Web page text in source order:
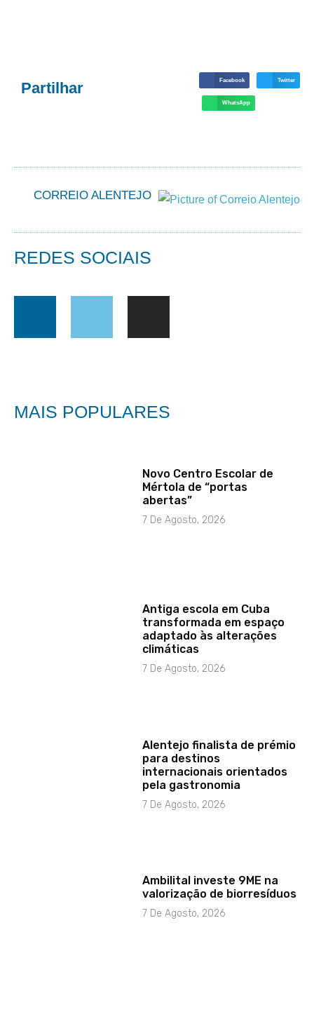
Partilhar Facebook Twitter
WhatsApp
CORREIO ALENTEJO
REDES SOCIAIS
MAIS POPULARES
Novo Centro Escolar de
Mértola de “portas
abertas”
7 De Agosto, 2026
Antiga escola em Cuba
transformada em espaço
adaptado às alterações
climáticas
7 De Agosto, 2026
Alentejo finalista de prémio
para destinos
internacionais orientados
pela gastronomia
7 De Agosto, 2026
Ambilital investe 9ME na
valorização de biorresíduos
7 De Agosto, 2026